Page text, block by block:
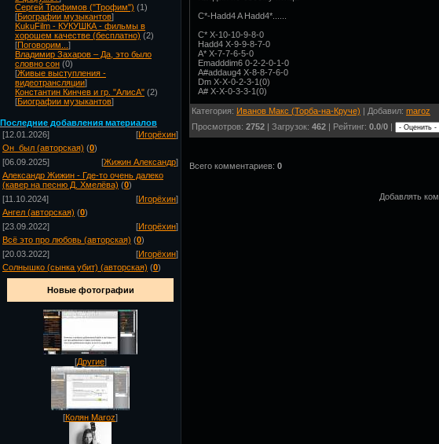
Сергей Трофимов ("Трофим") (1)
[Биографии музыкантов]
KukuFilm - КУКУШКА - фильмы в
хорошем качестве (бесплатно) (2)
[Поговорим... ]
Владимир Захаров – Да, это было
словно сон (0)
[Живые выступления -
видеотрансляции]
Константин Кинчев и гр. "АлисА" (2)
[Биографии музыкантов]
Последние добавления материалов
[12.01.2026]
[Игорёхин]
Он_был (авторская) (0)
[06.09.2025]
[Жижин Александр]
Александр Жижин - Где-то очень далеко
(кавер на песню Д. Хмелёва) (0)
[11.10.2024]
[Игорёхин]
Ангел (авторская) (0)
[23.09.2022]
[Игорёхин]
Всё это про любовь (авторская) (0)
[20.03.2022]
[Игорёхин]
Солнышко (сынка убит) (авторская) (0)
Новые фотографии
[Другие]
[Колян Maroz]
C*-Hadd4 A Hadd4*......
C* X-10-10-9-8-0
Hadd4 X-9-9-8-7-0
A* X-7-7-6-5-0
Emadddim6 0-2-2-0-1-0
A#addaug4 X-8-8-7-6-0
Dm X-X-0-2-3-1(0)
A# X-X-0-3-3-1(0)
Категория: Иванов Макс (Торба-на-Круче) | Добавил: maroz
Просмотров: 2752 | Загрузок: 462 | Рейтинг: 0.0/0 |
Всего комментариев: 0
Добавлять